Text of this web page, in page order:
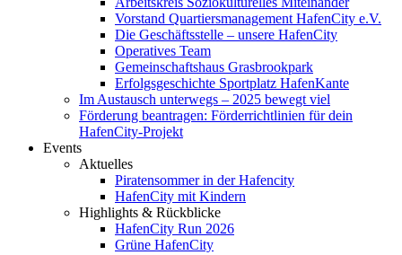
Vorstand Quartiersmanagement HafenCity e.V.
Die Geschäftsstelle – unsere HafenCity
Operatives Team
Gemeinschaftshaus Grasbrookpark
Erfolgsgeschichte Sportplatz HafenKante
Im Austausch unterwegs – 2025 bewegt viel
Förderung beantragen: Förderrichtlinien für dein
HafenCity-Projekt
Events
Aktuelles
Piratensommer in der Hafencity
HafenCity mit Kindern
Highlights & Rückblicke
HafenCity Run 2026
Grüne HafenCity